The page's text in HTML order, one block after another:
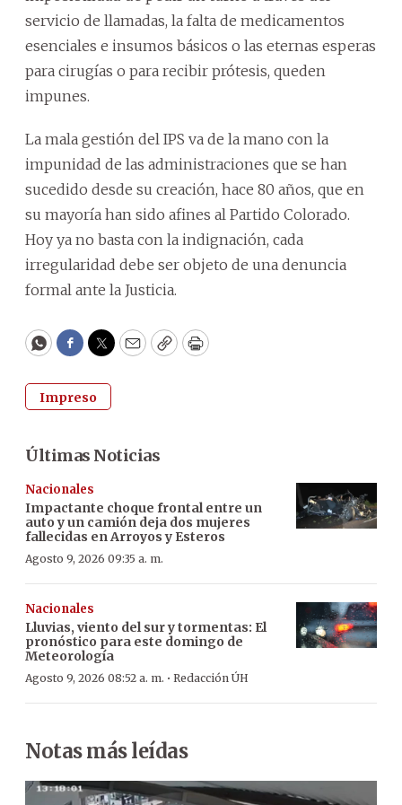
servicio de llamadas, la falta de medicamentos
esenciales e insumos básicos o las eternas esperas
para cirugías o para recibir prótesis, queden
impunes.
La mala gestión del IPS va de la mano con la
impunidad de las administraciones que se han
sucedido desde su creación, hace 80 años, que en
su mayoría han sido afines al Partido Colorado.
Hoy ya no basta con la indignación, cada
irregularidad debe ser objeto de una denuncia
formal ante la Justicia.
WhatsApp
Facebook
Twitter
EmailCopyPrint
Impreso
Últimas Noticias
Nacionales
Impactante choque frontal entre un
auto y un camión deja dos mujeres
fallecidas en Arroyos y Esteros
Agosto 9, 2026 09:35 a. m.
Nacionales
Lluvias, viento del sur y tormentas: El
pronóstico para este domingo de
Meteorología
Agosto 9, 2026 08:52 a. m. · Redacción ÚH
Notas más leídas